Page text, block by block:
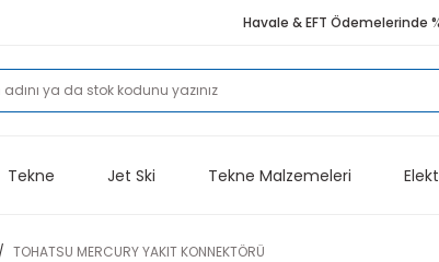
Havale & EFT Ödemelerinde
Tekne Jet Ski Tekne Malzemeleri
TOHATSU MERCURY YAKIT KONNEKTÖRÜ